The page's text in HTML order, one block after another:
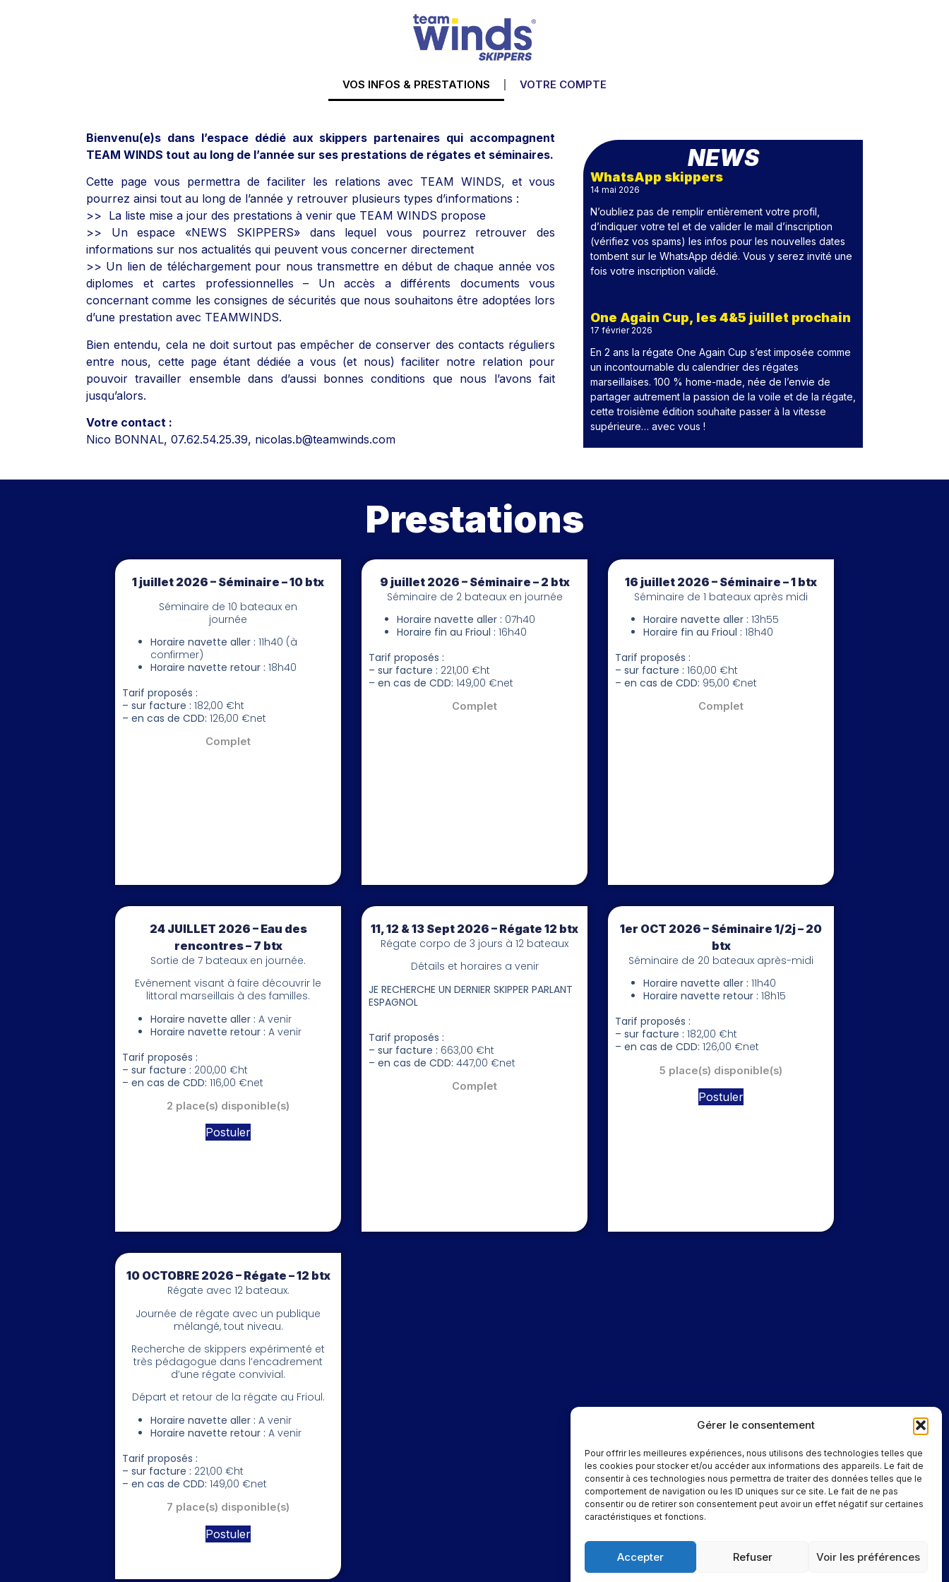
Gérer le consentement
Pour offrir les meilleures expériences, nous utilisons des technologies telles que
les cookies pour stocker et/ou accéder aux informations des appareils. Le fait de
consentir à ces technologies nous permettra de traiter des données telles que le
comportement de navigation ou les ID uniques sur ce site. Le fait de ne pas
consentir ou de retirer son consentement peut avoir un effet négatif sur certaines
caractéristiques et fonctions.
Accepter Refuser Voir les préférences
VOS INFOS & PRESTATIONS VOTRE COMPTE
Bienvenu(e)s dans l’espace dédié aux skippers partenaires qui accompagnent
TEAM WINDS tout au long de l’année sur ses prestations de régates et séminaires.
Cette page vous permettra de faciliter les relations avec TEAM WINDS, et vous
pourrez ainsi tout au long de l’année y retrouver plusieurs types d’informations :
>> La liste mise a jour des prestations à venir que TEAM WINDS propose
>> Un espace «NEWS SKIPPERS» dans lequel vous pourrez retrouver des
informations sur nos actualités qui peuvent vous concerner directement
>> Un lien de téléchargement pour nous transmettre en début de chaque année vos
diplomes et cartes professionnelles – Un accès a différents documents vous
concernant comme les consignes de sécurités que nous souhaitons être adoptées lors
d’une prestation avec TEAMWINDS.
Bien entendu, cela ne doit surtout pas empêcher de conserver des contacts réguliers
entre nous, cette page étant dédiée a vous (et nous) faciliter notre relation pour
pouvoir travailler ensemble dans d’aussi bonnes conditions que nous l’avons fait
jusqu’alors.
Votre contact :
Nico BONNAL, 07.62.54.25.39, nicolas.b@teamwinds.com
NEWS
WhatsApp skippers
14 mai 2026
N’oubliez pas de remplir entièrement votre profil,
d’indiquer votre tel et de valider le mail d’inscription
(vérifiez vos spams) les infos pour les nouvelles dates
tombent sur le WhatsApp dédié. Vous y serez invité une
fois votre inscription validé.
One Again Cup, les 4&5 juillet prochain
17 février 2026
En 2 ans la régate One Again Cup s’est imposée comme
un incontournable du calendrier des régates
marseillaises. 100 % home-made, née de l’envie de
partager autrement la passion de la voile et de la régate,
cette troisième édition souhaite passer à la vitesse
supérieure… avec vous !
Prestations
1 juillet 2026 – Séminaire – 10 btx
Séminaire de 10 bateaux en
journée
Horaire navette aller : 11h40 (à
confirmer)
Horaire navette retour : 18h40
Tarif proposés :
– sur facture : 182,00 €ht
– en cas de CDD: 126,00 €net
Complet
9 juillet 2026 – Séminaire – 2 btx
Séminaire de 2 bateaux en journée
Horaire navette aller : 07h40
Horaire fin au Frioul : 16h40
Tarif proposés :
– sur facture : 221,00 €ht
– en cas de CDD: 149,00 €net
Complet
16 juillet 2026 – Séminaire – 1 btx
Séminaire de 1 bateaux après midi
Horaire navette aller : 13h55
Horaire fin au Frioul : 18h40
Tarif proposés :
– sur facture : 160,00 €ht
– en cas de CDD: 95,00 €net
Complet
24 JUILLET 2026 – Eau des
rencontres – 7 btx
Sortie de 7 bateaux en journée.
Evénement visant à faire découvrir le
littoral marseillais à des familles.
Horaire navette aller : A venir
Horaire navette retour : A venir
Tarif proposés :
– sur facture : 200,00 €ht
– en cas de CDD: 116,00 €net
2 place(s) disponible(s)
Postuler
11, 12 & 13 Sept 2026 – Régate 12 btx
Régate corpo de 3 jours à 12 bateaux
Détails et horaires a venir
JE RECHERCHE UN DERNIER SKIPPER PARLANT
ESPAGNOL
Tarif proposés :
– sur facture : 663,00 €ht
– en cas de CDD: 447,00 €net
Complet
1er OCT 2026 – Séminaire 1/2j – 20
btx
Séminaire de 20 bateaux après-midi
Horaire navette aller : 11h40
Horaire navette retour : 18h15
Tarif proposés :
– sur facture : 182,00 €ht
– en cas de CDD: 126,00 €net
5 place(s) disponible(s)
Postuler
10 OCTOBRE 2026 – Régate – 12 btx
Régate avec 12 bateaux.
Journée de régate avec un publique
mélangé, tout niveau.
Recherche de skippers expérimenté et
très pédagogue dans l’encadrement
d’une régate convivial.
Départ et retour de la régate au Frioul.
Horaire navette aller : A venir
Horaire navette retour : A venir
Tarif proposés :
– sur facture : 221,00 €ht
– en cas de CDD: 149,00 €net
7 place(s) disponible(s)
Postuler